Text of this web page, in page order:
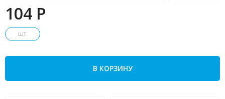
104 P
шт.
В КОРЗИНУ